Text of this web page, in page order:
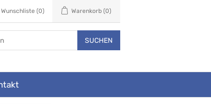
Wunschliste (0) Warenkorb (0)
SUCHEN